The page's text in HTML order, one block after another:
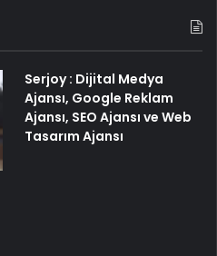
Serjoy : Dijital Medya
Ajansı, Google Reklam
Ajansı, SEO Ajansı ve Web
Tasarım Ajansı